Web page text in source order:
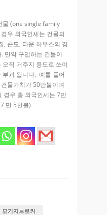
물 (one single family
우 외국인세는 건물의
, 콘도, 타운 하우스의 경
만약 구입하는 건물이
직 거주지 용도로 쓰이
부과 됩니다. 예를 들어
물가치가 50만불이며
경우 총 외국인세는 7만
만 5천불)
모기지브로커